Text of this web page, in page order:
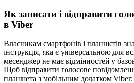
Як записати і відправити
в Viber
Власникам смартфонів і планшетів
інструкція, яка є універсальною для
месенджер не має відмінностей у
Щоб відправити голосове
планшета з мобільним додатком Viber: